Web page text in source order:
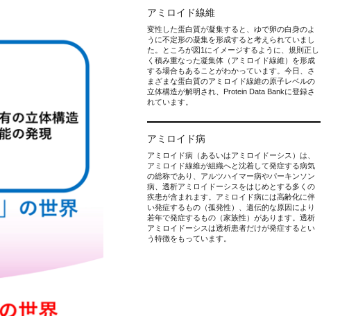
アミロイド線維
変性した蛋白質が凝集すると、ゆで卵の白身のよ
うに不定形の凝集を形成すると考えられていまし
た。ところが図1にイメージするように、規則正し
く積み重なった凝集体（アミロイド線維）を形成
する場合もあることがわかっています。今日、さ
まざまな蛋白質のアミロイド線維の原子レベルの
立体構造が解明され、Protein Data Bankに登録さ
れています。
アミロイド病
アミロイド病（あるいはアミロイドーシス）は、
アミロイド線維が組織へと沈着して発症する病気
の総称であり、アルツハイマー病やパーキンソン
病、透析アミロイドーシスをはじめとする多くの
疾患が含まれます。アミロイド病には高齢化に伴
い発症するもの（孤発性）、遺伝的な原因により
若年で発症するもの（家族性）があります。透析
アミロイドーシスは透析患者だけが発症するとい
う特徴をもっています。